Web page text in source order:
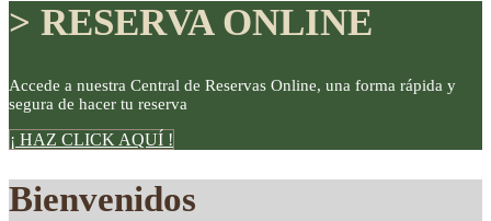
DISFRUTE
> RESERVA ONLINE
Accede a nuestra Central de Reservas Online, una forma rápida y
segura de hacer tu reserva
¡ HAZ CLICK AQUÍ !
Bienvenidos